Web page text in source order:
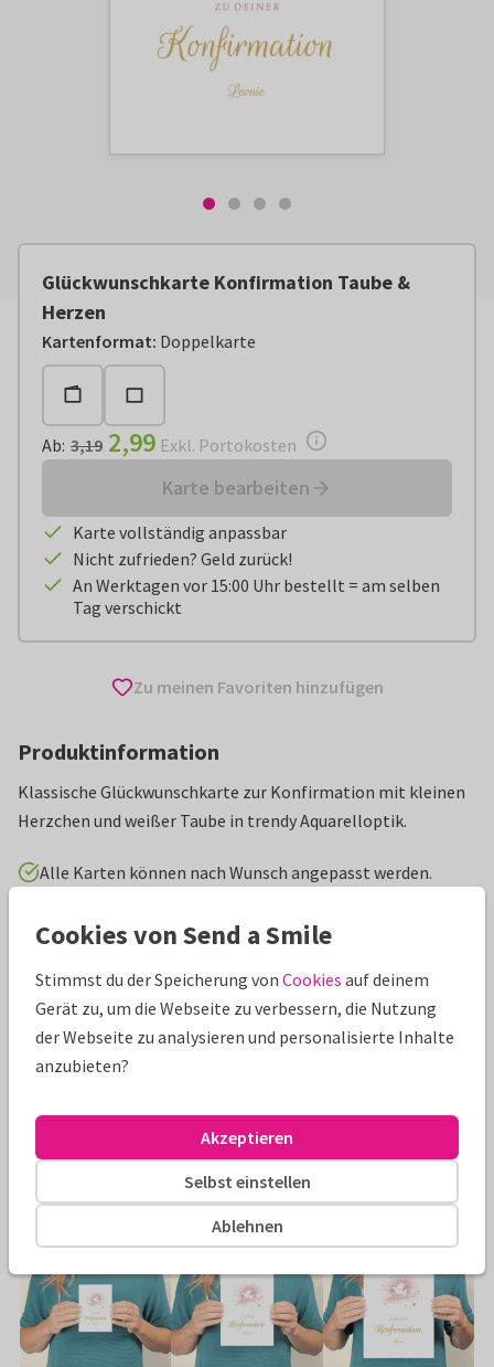
Glückwunschkarte Konfirmation Taube &
Herzen
Kartenformat: Doppelkarte
Ab:€ 2,99Exkl. Portokosten
Ab: 3,19 2,99 Exkl. Portokosten
Karte bearbeiten
Karte vollständig anpassbar
Nicht zufrieden? Geld zurück!
An Werktagen vor 15:00 Uhr bestellt = am selben
Tag verschickt
Zu meinen Favoriten hinzufügen
Produktinformation
Klassische Glückwunschkarte zur Konfirmation mit kleinen
Herzchen und weißer Taube in trendy Aquarelloptik.
Alle Karten können nach Wunsch angepasst werden.
Glückwunschkarten Manique Konfirmation
Eigenschaften dieser Karte
Papiersorte: Wähle aus 6 hochwertigen Papiersorten
Adresse: Rückseite der Karte
Größen
Cookies von Send a Smile
Stimmst du der Speicherung von Cookies auf deinem
Gerät zu, um die Webseite zu verbessern, die Nutzung
der Webseite zu analysieren und personalisierte Inhalte
anzubieten?
Ablehnen
Selbst einstellen
Akzeptieren